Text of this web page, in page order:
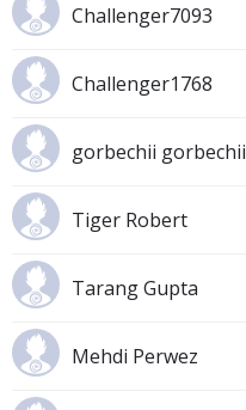
Challenger7093
Challenger1768
gorbechii gorbechii
Tiger Robert
Tarang Gupta
Mehdi Perwez